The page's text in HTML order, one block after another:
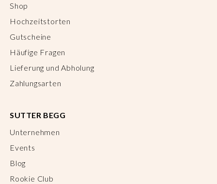
Shop
Hochzeitstorten
Gutscheine
Häufige Fragen
Lieferung und Abholung
Zahlungsarten
SUTTER BEGG
Unternehmen
Events
Blog
Rookie Club